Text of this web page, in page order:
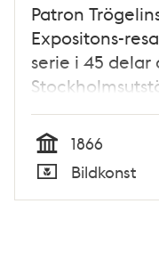
Patron
Expositons-
serie i 45 delar
1866 i
Illustreradt
Skämt, Humor
den 10 juni till
oktober 1866
Tid
1866
Typ
Bildkonst